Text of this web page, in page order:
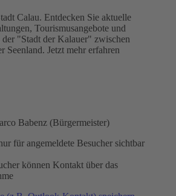
Calau. Entdecken Sie aktuelle
Tourismusangebote und
"Stadt der Kalauer" zwischen
Seenland. Jetzt mehr erfahren
Babenz (Bürgermeister)
für angemeldete Besucher sichtbar
können Kontakt über das